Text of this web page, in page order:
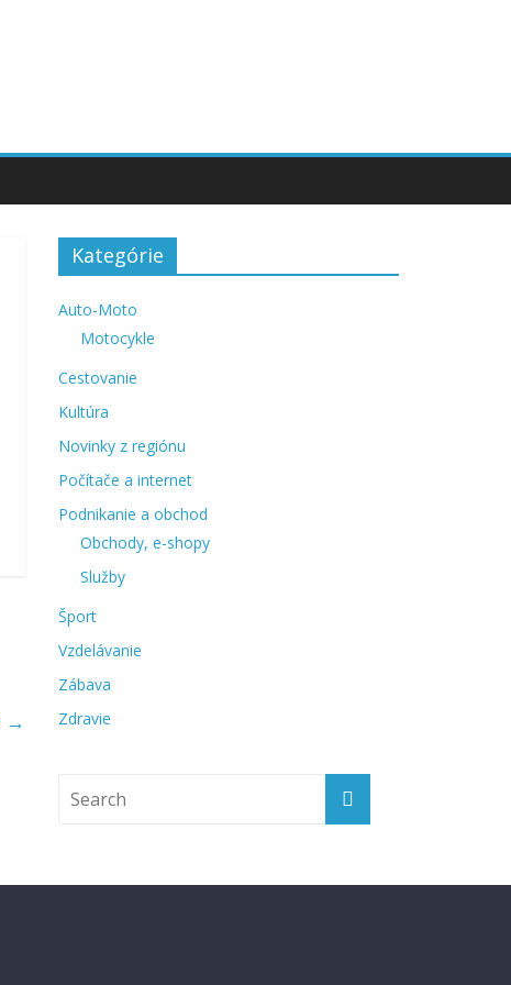
→
Kategórie
Auto-Moto
Motocykle
Cestovanie
Kultúra
Novinky z regiónu
Počítače a internet
Podnikanie a obchod
Obchody, e-shopy
Služby
Šport
Vzdelávanie
Zábava
Zdravie